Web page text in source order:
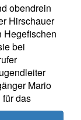
obendrein
Hirschauer
Hegefischen
bei
Mario
das